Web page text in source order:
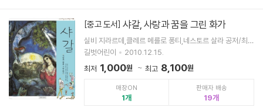
[중고 도서] 샤갈, 사랑과 꿈을 그린 화가
실비 지라르데,클레르 메를로 퐁티,네스토르 살라 공저/최윤
정 역
길벗어린이
2010.12.15.
최저 1,000원 최고 8,100원
매장ON
1
판매자 배송
19